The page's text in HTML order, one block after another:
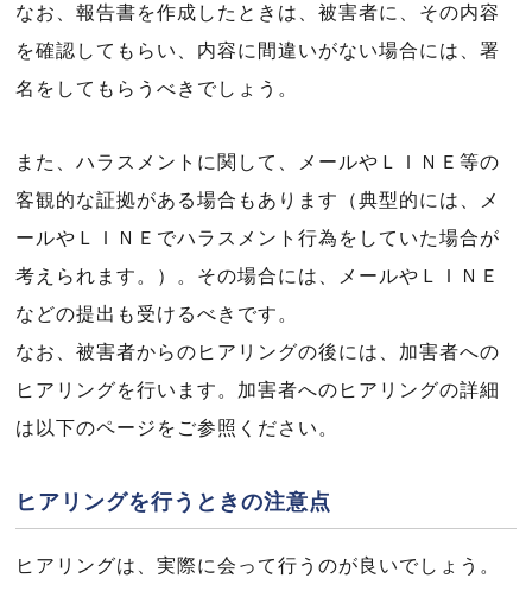
なお、報告書を作成したときは、被害者に、その内容
を確認してもらい、内容に間違いがない場合には、署
名をしてもらうべきでしょう。
また、ハラスメントに関して、メールやＬＩＮＥ等の
客観的な証拠がある場合もあります（典型的には、メ
ールやＬＩＮＥでハラスメント行為をしていた場合が
考えられます。）。その場合には、メールやＬＩＮＥ
などの提出も受けるべきです。
なお、被害者からのヒアリングの後には、加害者への
ヒアリングを行います。加害者へのヒアリングの詳細
は以下のページをご参照ください。
ヒアリングを行うときの注意点
ヒアリングは、実際に会って行うのが良いでしょう。